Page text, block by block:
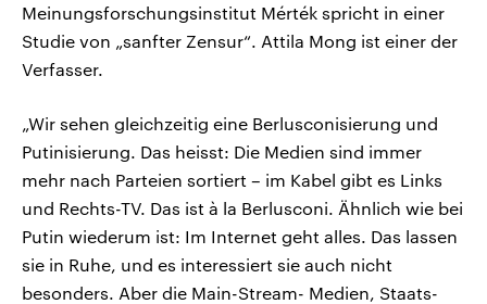
Meinungsforschungsinstitut Mérték spricht in einer
Studie von „sanfter Zensur“. Attila Mong ist einer der
Verfasser.
„Wir sehen gleichzeitig eine Berlusconisierung und
Putinisierung. Das heisst: Die Medien sind immer
mehr nach Parteien sortiert – im Kabel gibt es Links
und Rechts-TV. Das ist à la Berlusconi. Ähnlich wie bei
Putin wiederum ist: Im Internet geht alles. Das lassen
sie in Ruhe, und es interessiert sie auch nicht
besonders. Aber die Main-Stream- Medien, Staats-